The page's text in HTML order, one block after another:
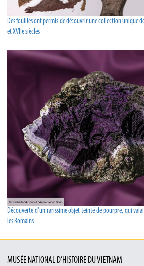
Des fouilles ont permis de découvrir une collection unique de
et XVIIe siècles
Découverte d'un rarissime objet teinté de pourpre, qui
les Romains
MUSÉE NATIONAL D’HISTOIRE DU VIETNAM